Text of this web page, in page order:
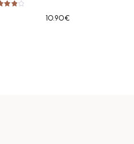
10.90€